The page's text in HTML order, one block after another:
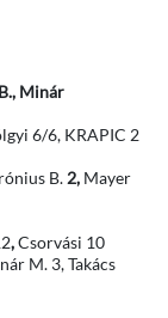
Minár
6/6, KRAPIC 2
B.2,Mayer
,Csorvási 10
M. 3, Takács